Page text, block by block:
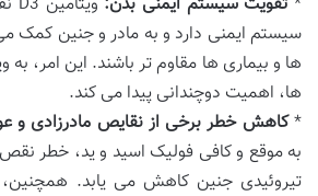
سیستم ایمنی دارد و به مادر و جنین کمک
ها و بیماری ها مقاوم تر باشند. این امر،
ها، اهمیت دوچندانی پیدا می کند.
*کاهش خطر برخی از نقایص مادرزادی و
به موقع و کافی فولیک اسید و ید، خطر